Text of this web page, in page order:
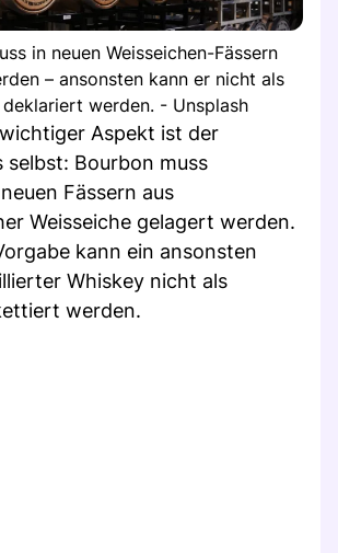
in neuen Weisseichen-Fässern
– ansonsten kann er nicht als
werden. - Unsplash
Aspekt ist der
selbst: Bourbon muss
Fässern aus
Weisseiche gelagert werden.
kann ein ansonsten
Whiskey nicht als
werden.